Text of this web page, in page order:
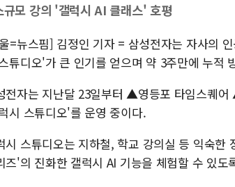
규모 강의 '갤럭시 AI 클래스' 호평
=뉴스핌] 김정인 기자 = 삼성전자는 자사의
튜디오'가 큰 인기를 얻으며 약 3주만에 누적
전자는 지난달 23일부터 ▲영등포 타임스퀘
시 스튜디오'를 운영 중이다.
시 스튜디오는 지하철, 학교 강의실 등 익숙
즈'의 진화한 갤럭시 AI 기능을 체험할 수 있도